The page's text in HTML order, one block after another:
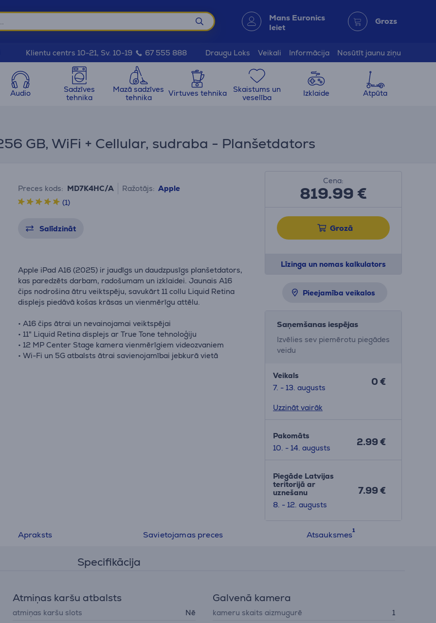
Mans Euronics
Ieiet
Grozs
Klientu centrs 10-21, Sv. 10-19 67 555 888 Draugu Loks Veikali Informācija Nosūtīt jaunu ziņu
Audio
Sadzīves
tehnika
Mazā sadzīves
tehnika
Virtuves tehnika
Skaistums un
veselība
Izklaide Atpūta
GB, WiFi + Cellular, sudraba - Planšetdators
Preces kods: MD7K4HC/A Ražotājs: Apple
(1)
Salīdzināt
Apple iPad A16 (2025) ir jaudīgs un daudzpusīgs planšetdators,
kas paredzēts darbam, radošumam un izklaidei. Jaunais A16
čips nodrošina ātru veiktspēju, savukārt 11 collu Liquid Retina
displejs piedāvā košas krāsas un vienmērīgu attēlu.
• A16 čips ātrai un nevainojamai veiktspējai
• 11" Liquid Retina displejs ar True Tone tehnoloģiju
• 12 MP Center Stage kamera vienmērīgiem videozvaniem
• Wi-Fi un 5G atbalsts ātrai savienojamībai jebkurā vietā
Cena:
819.99€
Grozā
Līzinga un nomas kalkulators
Pieejamība veikalos
Saņemšanas iespējas
Izvēlies sev piemērotu piegādes
veidu
Veikals
7. - 13. augusts
0 €
Uzzināt vairāk
Pakomāts
10. - 14. augusts
2.99 €
Piegāde Latvijas
teritorijā ar
uznešanu
8. - 12. augusts
7.99 €
Apraksts Savietojamas preces Atsauksmes
Specifikācija
Atmiņas karšu atbalsts
atmiņas karšu slots Nē
Galvenā kamera
kameru skaits aizmugurē 1